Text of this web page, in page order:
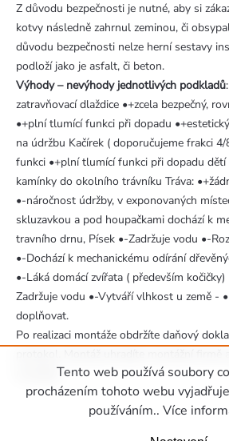
Tento web používá soubory
procházením tohoto webu
používáním.. Více
Z důvodu bezpečnosti je nutné, aby si
kotvy následně zahrnul zeminou, či
důvodu bezpečnosti nelze herní sestavy
podloží jako je asfalt, či beton.
Výhody – nevýhody jednotlivých podkladů
zatravňovací dlaždice •+zcela bezpečný,
•+plní tlumící funkci při dopadu
na údržbu Kačírek ( doporučujeme frakci
funkci •+plní tlumící funkci při dopadu dětí
kamínky do okolního trávníku Tráva:
•-náročnost údržby, v exponovaných
skluzavkou a pod houpačkami dochází k
travního drnu, Písek •-Zadržuje vodu •-
•-Dochází k mechanickému odírání
•-Láká domácí zvířata ( především
Zadržuje vodu •-Vytváří vlhkost u země -
doplňovat.
Po realizaci montáže obdržíte daňový
montáže.
Zápatí